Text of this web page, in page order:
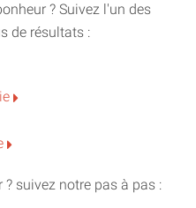
? Suivez l'un des
de résultats :
suivez notre pas à pas :